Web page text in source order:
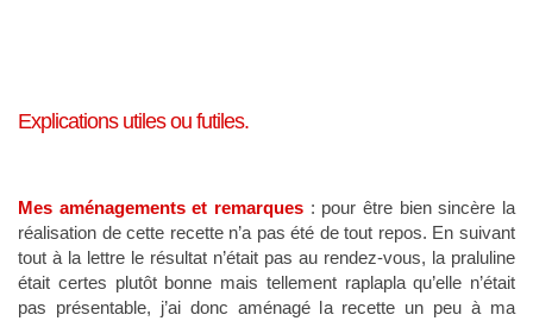
Explications utiles ou futiles.
Mes aménagements et remarques : pour être bien sincère la
réalisation de cette recette n’a pas été de tout repos. En suivant
tout à la lettre le résultat n’était pas au rendez-vous, la praluline
était certes plutôt bonne mais tellement raplapla qu’elle n’était
pas présentable, j’ai donc aménagé la recette un peu à ma